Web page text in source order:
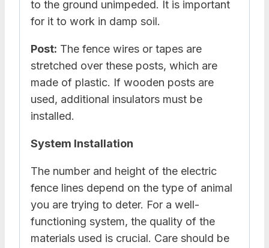
to the ground unimpeded. It is important
for it to work in damp soil.
Post: The fence wires or tapes are
stretched over these posts, which are
made of plastic. If wooden posts are
used, additional insulators must be
installed.
System Installation
The number and height of the electric
fence lines depend on the type of animal
you are trying to deter. For a well-
functioning system, the quality of the
materials used is crucial. Care should be